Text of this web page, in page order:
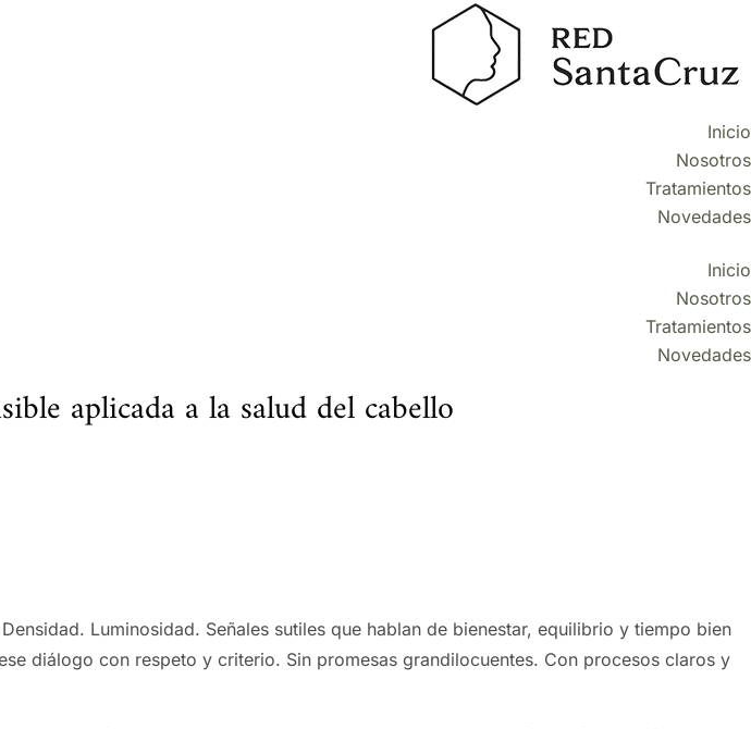
Inicio
Nosotros
Tratamientos
Novedades
Inicio
Nosotros
Tratamientos
Novedades
aplicada a la salud del cabello
Luminosidad. Señales sutiles que hablan de bienestar, equilibrio y tiempo bien
diálogo con respeto y criterio. Sin promesas grandilocuentes. Con procesos claros y